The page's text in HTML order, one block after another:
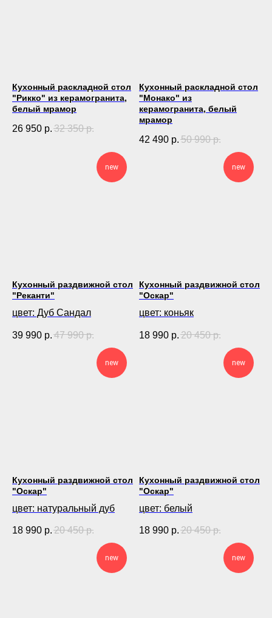
Кухонный раскладной стол
"Рикко" из керамогранита,
белый мрамор
26 950 р. 32 350 р.
Кухонный раскладной стол
"Монако" из
керамогранита, белый
мрамор
42 490 р. 50 990 р.
new
Кухонный раздвижной стол
"Реканти"
цвет: Дуб Сандал
39 990 р. 47 990 р.
new
Кухонный раздвижной стол
"Оскар"
цвет: коньяк
18 990 р. 20 450 р.
new
Кухонный раздвижной стол
"Оскар"
цвет: натуральный дуб
18 990 р. 20 450 р.
new
Кухонный раздвижной стол
"Оскар"
цвет: белый
18 990 р. 20 450 р.
new new